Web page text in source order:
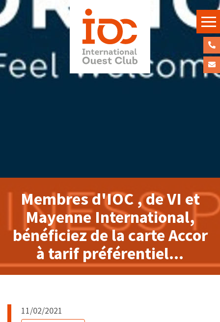
Membres d'IOC , de VI et
Mayenne International,
bénéficiez de la carte Accor
à tarif préférentiel...
11/02/2021